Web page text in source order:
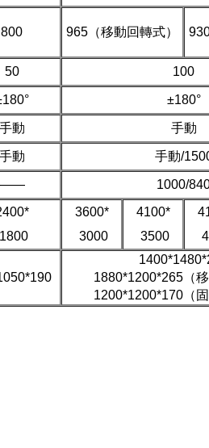
800 965（移動回轉式）
50 100
±180°
手動 手動
手動 手動/
—— 1000/
1800
3600*
3000
4100*
3500
1880*1200*265（移
1200*1200*170（固